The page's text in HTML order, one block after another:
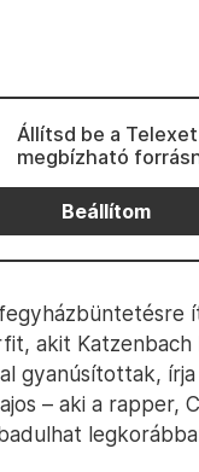
Állítsd be a Telexet
megbízható
Beállítom
akit Katzenbach
gyanúsítottak, írja
– aki a rapper,